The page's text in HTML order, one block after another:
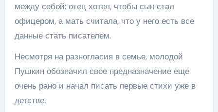
между собой: отец хотел, чтобы сын стал
офицером, а мать считала, что у него есть все
данные стать писателем.
Несмотря на разногласия в семье, молодой
Пушкин обозначил свое предназначение еще
очень рано и начал писать первые стихи уже в
детстве.